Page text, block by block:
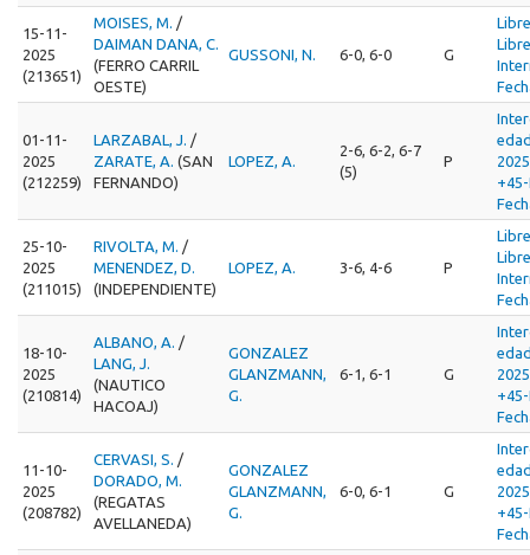
15-11-
2025
(213651)
MOISES, M. /
DAIMAN DANA, C.
(FERRO CARRIL
OESTE)
GUSSONI, N. 6-0, 6-0 G
01-11-
2025
(212259)
LARZABAL, J. /
ZARATE, A. (SAN
FERNANDO)
LOPEZ, A.
2-6, 6-2, 6-7
(5)
P
25-10-
2025
(211015)
RIVOLTA, M. /
MENENDEZ, D.
(INDEPENDIENTE)
LOPEZ, A. 3-6, 4-6 P
18-10-
2025
(210814)
ALBANO, A. /
LANG, J.
(NAUTICO
HACOAJ)
GONZALEZ
GLANZMANN,
G.
6-1, 6-1 G
11-10-
2025
(208782)
CERVASI, S. /
DORADO, M.
(REGATAS
AVELLANEDA)
GONZALEZ
GLANZMANN,
G.
6-0, 6-1 G